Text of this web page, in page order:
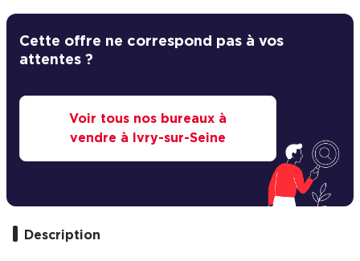
Cette offre ne correspond pas à vos
attentes ?
Voir tous nos bureaux à
vendre à Ivry-sur-Seine
Description